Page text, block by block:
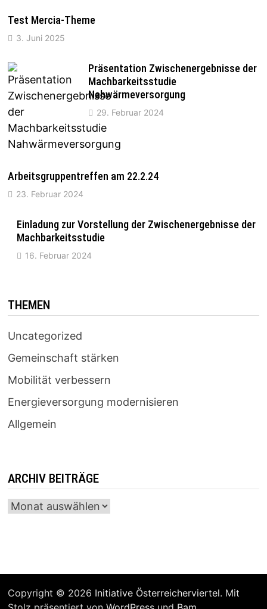
Test Mercia-Theme
3. Juni 2025
Präsentation Zwischenergebnisse der
Machbarkeitsstudie
Nahwärmeversorgung
29. Februar 2024
Arbeitsgruppentreffen am 22.2.24
23. Februar 2024
Einladung zur Vorstellung der Zwischenergebnisse der
Machbarkeitsstudie
16. Februar 2024
THEMEN
Uncategorized
Gemeinschaft stärken
Mobilität verbessern
Energieversorgung modernisieren
Allgemein
ARCHIV BEITRÄGE
Archiv
Copyright © 2026 Initiative Österreicherviertel. Mit